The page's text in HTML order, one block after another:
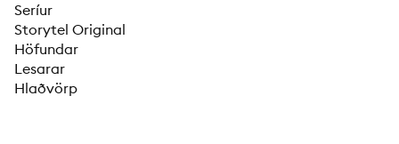
Seríur
Storytel Original
Höfundar
Lesarar
Hlaðvörp